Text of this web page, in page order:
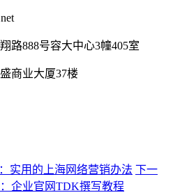
888号容大中心3幢405室
商业大厦37楼
实用的上海网络营销办法 下一
企业官网TDK撰写教程